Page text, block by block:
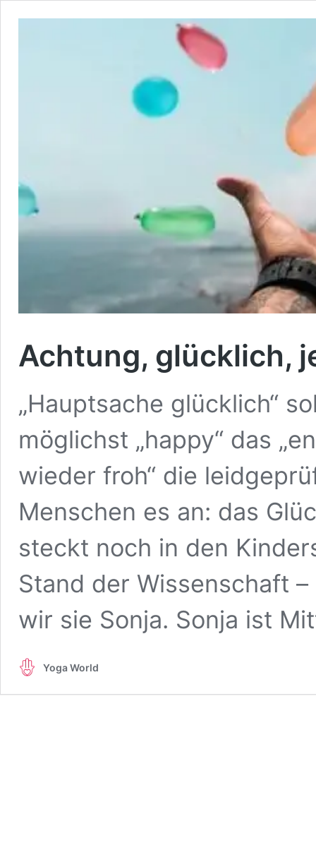
Achtung, glücklich,
„Hauptsache glücklich“
möglichst „happy“ das
wieder froh“ die
Menschen es an: das
steckt noch in den
Stand der Wissenschaft
wir sie Sonja. Sonja ist
Yoga World